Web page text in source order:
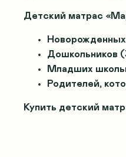
Детский матрас
Дошкольников
Младших
Родителей,
Купить детский